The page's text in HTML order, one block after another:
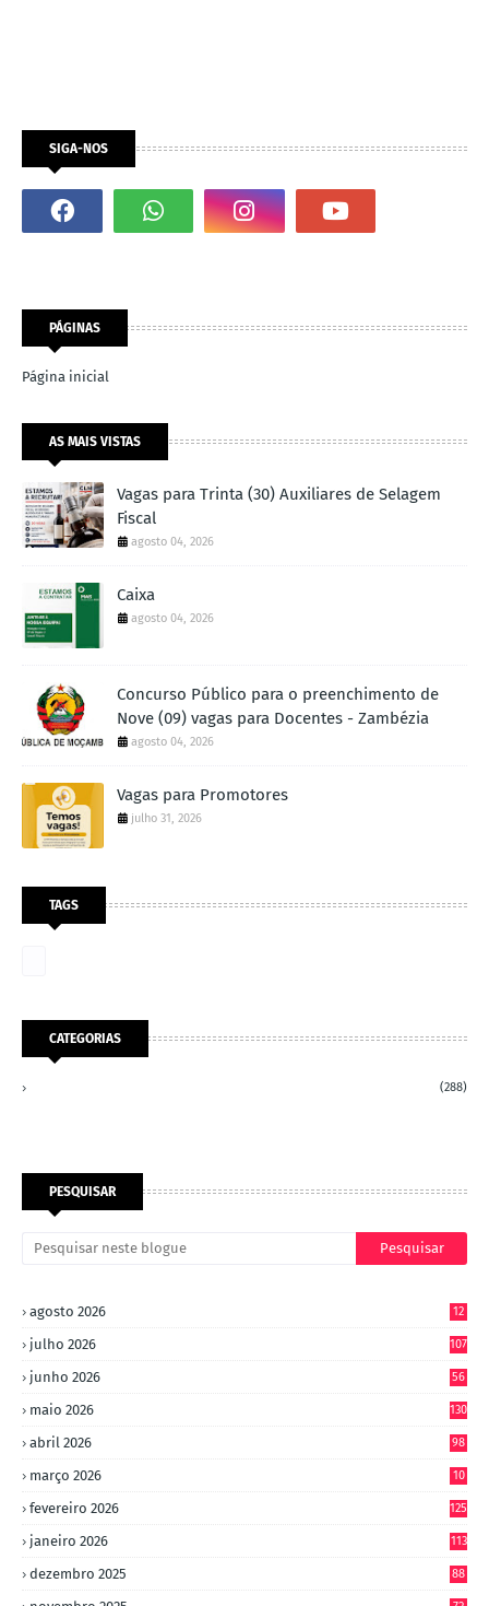
SIGA-NOS
PÁGINAS
Página inicial
AS MAIS VISTAS
Vagas para Trinta (30) Auxiliares de Selagem
Fiscal
agosto 04, 2026
Caixa
agosto 04, 2026
Concurso Público para o preenchimento de
Nove (09) vagas para Docentes - Zambézia
agosto 04, 2026
Vagas para Promotores
julho 31, 2026
TAGS
CATEGORIAS
(288)
PESQUISAR
agosto 2026 12
julho 2026 107
junho 2026 56
maio 2026 130
abril 2026 98
março 2026
10
fevereiro 2026 125
janeiro 2026 113
dezembro 2025 88